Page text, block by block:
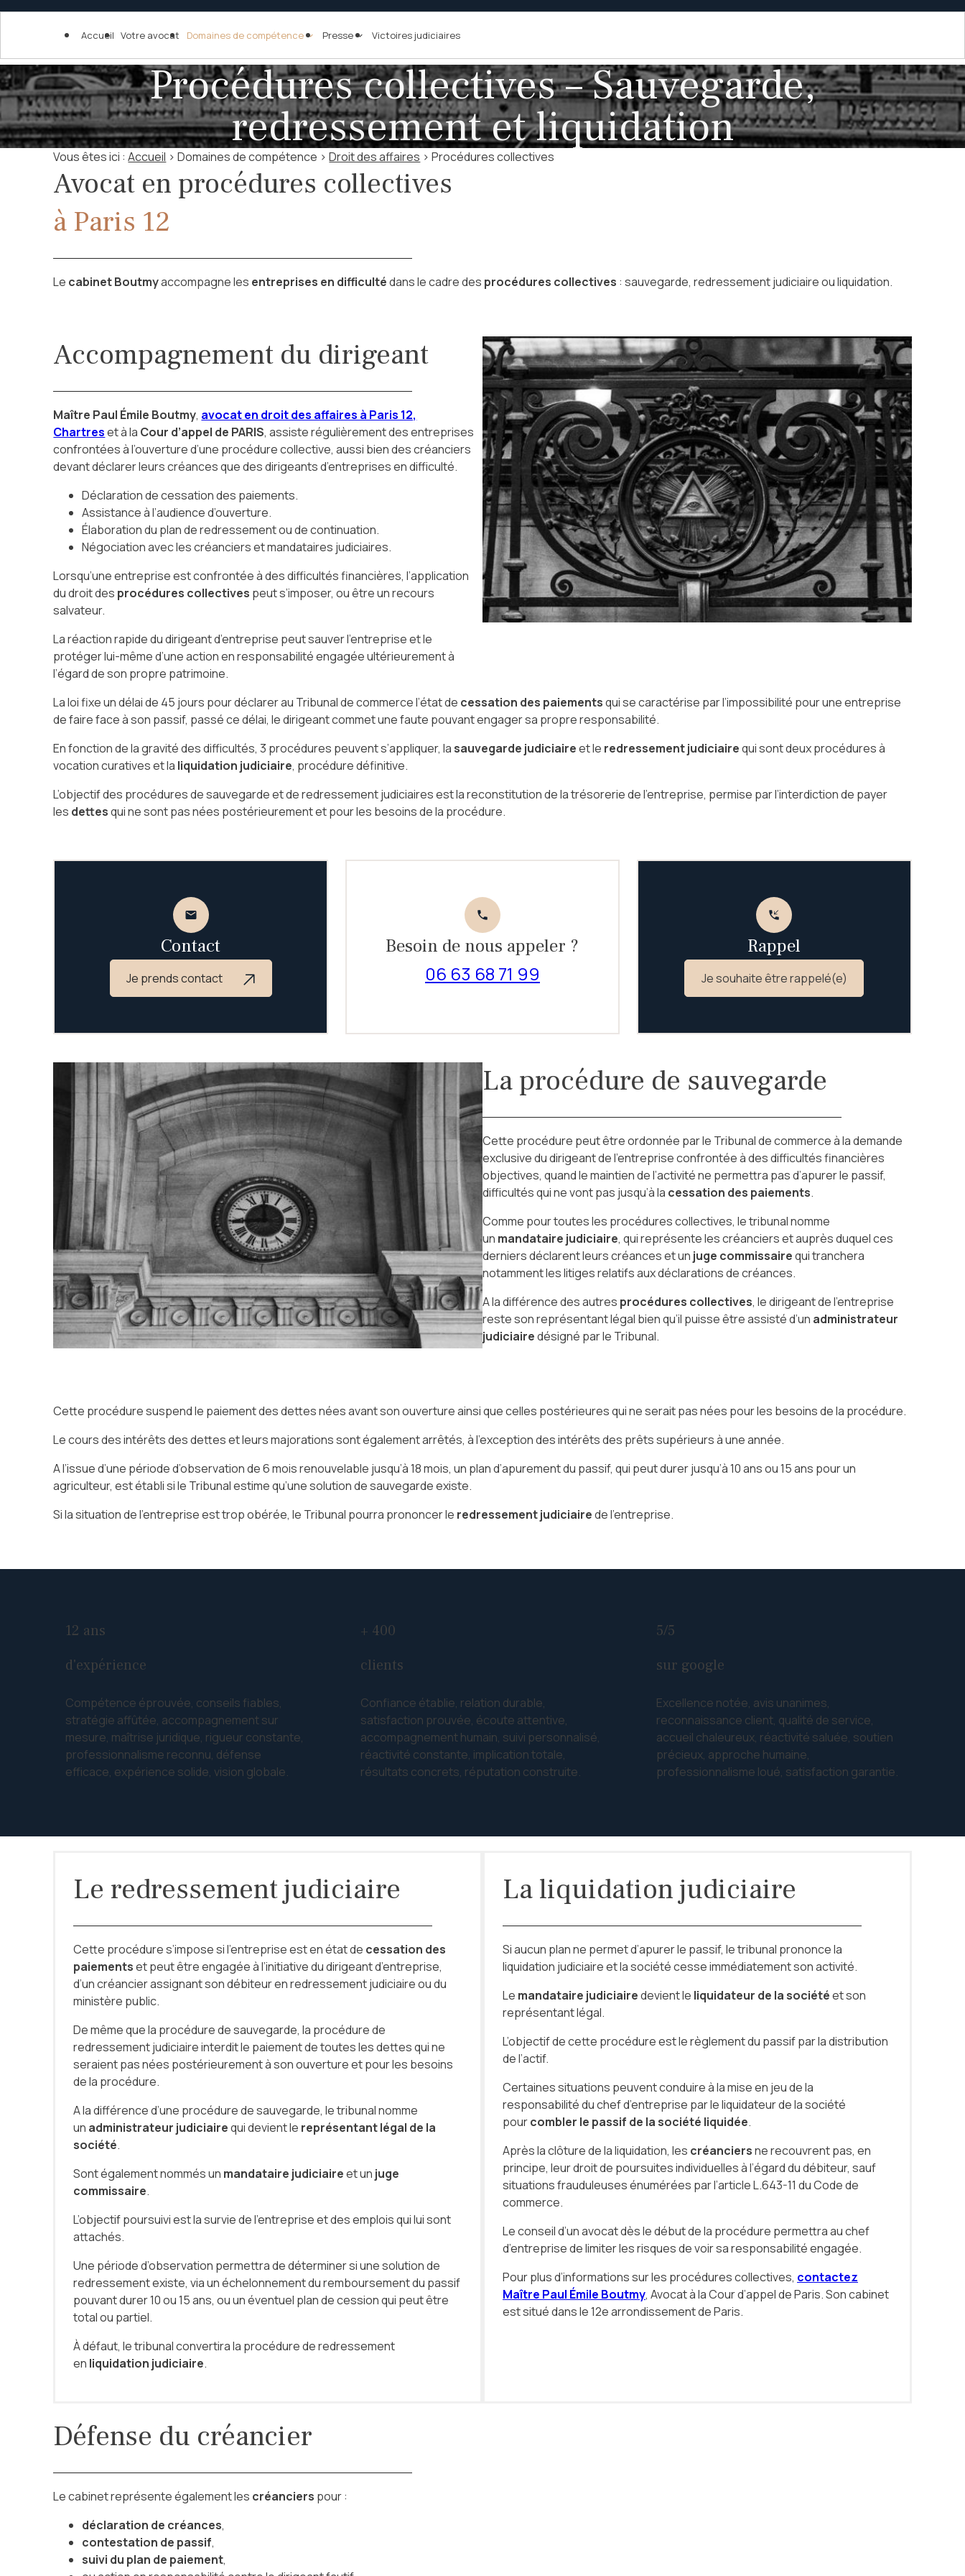
Accueil Votre avocat Domaines de compétence Presse Victoires judiciaires
Procédures collectives – Sauvegarde,
redressement et liquidation
Vous êtes ici : Accueil >Domaines de compétence >Droit des affaires > Procédures collectives
Avocat en procédures collectives
à Paris 12
Le cabinet Boutmyaccompagne les entreprises en difficultédans le cadre des procédures collectives : sauvegarde, redressement judiciaire ou liquidation.
Accompagnement du dirigeant
Maître Paul Émile Boutmy, avocat en droit des affaires à Paris 12,
Chartreset à la Cour d’appel de PARIS, assiste régulièrement des entreprises
confrontées à l’ouverture d’une procédure collective, aussi bien des créanciers
devant déclarer leurs créances que des dirigeants d’entreprises en difficulté.
Déclaration de cessation des paiements.
Assistance à l’audience d’ouverture.
Élaboration du plan de redressement ou de continuation.
Négociation avec les créanciers et mandataires judiciaires.
Lorsqu’une entreprise est confrontée à des difficultés financières, l’application
du droit des procédures collectives peut s’imposer, ou être un recours
salvateur.
La réaction rapide du dirigeant d’entreprise peut sauver l’entreprise et le
protéger lui-même d’une action en responsabilité engagée ultérieurement à
l’égard de son propre patrimoine.
La loi fixe un délai de 45 jours pour déclarer au Tribunal de commerce l’état de cessation des paiements qui se caractérise par l’impossibilité pour une entreprise
de faire face à son passif, passé ce délai, le dirigeant commet une faute pouvant engager sa propre responsabilité.
En fonction de la gravité des difficultés, 3 procédures peuvent s’appliquer, la sauvegarde judiciaire et le redressement judiciaire qui sont deux procédures à
vocation curatives et la liquidation judiciaire, procédure définitive.
L’objectif des procédures de sauvegarde et de redressement judiciaires est la reconstitution de la trésorerie de l’entreprise, permise par l’interdiction de payer
les dettes qui ne sont pas nées postérieurement et pour les besoins de la procédure.
mail
Contact
Je prends contact
phone
Besoin de nous appeler ?
06 63 68 71 99
phone_callback
Rappel
Je souhaite être rappelé(e)
La procédure de sauvegarde
Cette procédure peut être ordonnée par le Tribunal de commerce à la demande
exclusive du dirigeant de l’entreprise confrontée à des difficultés financières
objectives, quand le maintien de l’activité ne permettra pas d’apurer le passif,
difficultés qui ne vont pas jusqu’à la cessation des paiements.
Comme pour toutes les procédures collectives, le tribunal nomme
un mandataire judiciaire, qui représente les créanciers et auprès duquel ces
derniers déclarent leurs créances et un juge commissairequi tranchera
notamment les litiges relatifs aux déclarations de créances.
A la différence des autres procédures collectives, le dirigeant de l’entreprise
reste son représentant légal bien qu’il puisse être assisté d’un administrateur
judiciairedésigné par le Tribunal.
Cette procédure suspend le paiement des dettes nées avant son ouverture ainsi que celles postérieures qui ne serait pas nées pour les besoins de la procédure.
Le cours des intérêts des dettes et leurs majorations sont également arrêtés, à l’exception des intérêts des prêts supérieurs à une année.
A l’issue d’une période d’observation de 6 mois renouvelable jusqu’à 18 mois, un plan d’apurement du passif, qui peut durer jusqu’à 10 ans ou 15 ans pour un
agriculteur, est établi si le Tribunal estime qu’une solution de sauvegarde existe.
Si la situation de l’entreprise est trop obérée, le Tribunal pourra prononcer le redressement judiciaire de l’entreprise.
12 ans
d'expérience
Compétence éprouvée, conseils fiables,
stratégie affûtée, accompagnement sur
mesure, maîtrise juridique, rigueur constante,
professionnalisme reconnu, défense
efficace, expérience solide, vision globale.
+ 400
clients
Confiance établie, relation durable,
satisfaction prouvée, écoute attentive,
accompagnement humain, suivi personnalisé,
réactivité constante, implication totale,
résultats concrets, réputation construite.
5/5
sur google
Excellence notée, avis unanimes,
reconnaissance client, qualité de service,
accueil chaleureux, réactivité saluée, soutien
précieux, approche humaine,
professionnalisme loué, satisfaction garantie.
Le redressement judiciaire
Cette procédure s’impose si l’entreprise est en état de cessation des
paiements et peut être engagée à l’initiative du dirigeant d’entreprise,
d’un créancier assignant son débiteur en redressement judiciaire ou du
ministère public.
De même que la procédure de sauvegarde, la procédure de
redressement judiciaire interdit le paiement de toutes les dettes qui ne
seraient pas nées postérieurement à son ouverture et pour les besoins
de la procédure.
A la différence d’une procédure de sauvegarde, le tribunal nomme
un administrateur judiciaire qui devient le représentant légal de la
société.
Sont également nommés un mandataire judiciaire et un juge
commissaire.
L’objectif poursuivi est la survie de l’entreprise et des emplois qui lui sont
attachés.
Une période d’observation permettra de déterminer si une solution de
redressement existe, via un échelonnement du remboursement du passif
pouvant durer 10 ou 15 ans, ou un éventuel plan de cession qui peut être
total ou partiel.
À défaut, le tribunal convertira la procédure de redressement
en liquidation judiciaire.
La liquidation judiciaire
Si aucun plan ne permet d’apurer le passif, le tribunal prononce la
liquidation judiciaire et la société cesse immédiatement son activité.
Le mandataire judiciairedevient le liquidateur de la sociétéet son
représentant légal.
L’objectif de cette procédure est le règlement du passif par la distribution
de l’actif.
Certaines situations peuvent conduire à la mise en jeu de la
responsabilité du chef d’entreprise par le liquidateur de la société
pourcombler le passif de la société liquidée.
Après la clôture de la liquidation, les créanciersne recouvrent pas, en
principe, leur droit de poursuites individuelles à l’égard du débiteur, sauf
situations frauduleuses énumérées par l’article L.643-11 du Code de
commerce.
Le conseil d’un avocat dès le début de la procédure permettra au chef
d’entreprise de limiter les risques de voir sa responsabilité engagée.
Pour plus d’informations sur les procédures collectives, contactez
Maître Paul Émile Boutmy, Avocat à la Cour d’appel de Paris. Son cabinet
est situé dans le 12e arrondissement de Paris.
Défense du créancier
Le cabinet représente également les créanciers pour :
déclaration de créances,
contestation de passif,
suivi du plan de paiement,
Panneau de gestion des cookies